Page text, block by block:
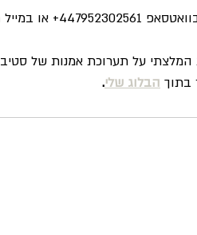
או במייל
על תערוכת אמנות של סטיב
בתוך הבלוג שלי.